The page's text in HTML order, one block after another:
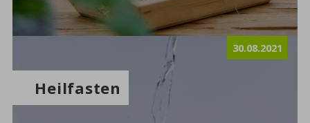
30.08.2021
Heilfasten